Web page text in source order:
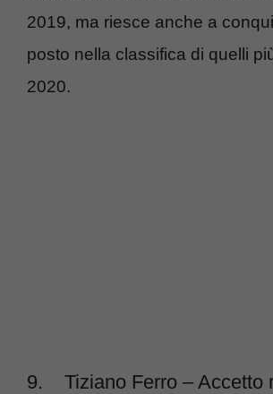
2019, ma riesce anche a
posto nella classifica di quelli
2020.
9. Tiziano Ferro – Accetto